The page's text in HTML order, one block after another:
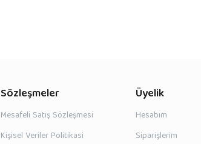
Sözleşmeler
Mesafeli Satış Sözleşmesi
Kişisel Veriler Politikasi
Üyelik
Hesabım
Siparişlerim